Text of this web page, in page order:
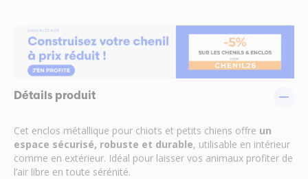
Détails produit
Cet enclos métallique pour chiots et petits chiens offre un
espace sécurisé, robuste et durable, utilisable en intérieur
comme en extérieur. Idéal pour laisser vos animaux profiter de
l’air libre en toute sérénité.